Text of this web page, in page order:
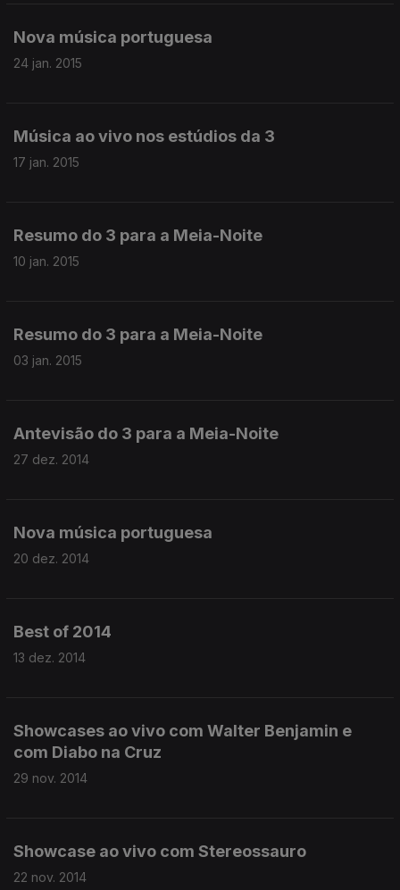
Nova música portuguesa
24 jan. 2015
Música ao vivo nos estúdios da 3
17 jan. 2015
Resumo do 3 para a Meia-Noite
10 jan. 2015
Resumo do 3 para a Meia-Noite
03 jan. 2015
Antevisão do 3 para a Meia-Noite
27 dez. 2014
Nova música portuguesa
20 dez. 2014
Best of 2014
13 dez. 2014
Showcases ao vivo com Walter Benjamin e
com Diabo na Cruz
29 nov. 2014
Showcase ao vivo com Stereossauro
22 nov. 2014